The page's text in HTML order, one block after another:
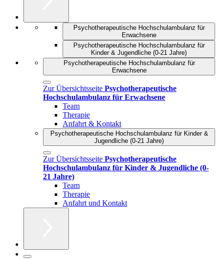
Psychotherapeutische Hochschulambulanz für
Erwachsene
Psychotherapeutische Hochschulambulanz für
Kinder & Jugendliche (0-21 Jahre)
Psychotherapeutische Hochschulambulanz für
Erwachsene
Zur Übersichtsseite Psychotherapeutische
Hochschulambulanz für Erwachsene
Team
Therapie
Anfahrt & Kontakt
Psychotherapeutische Hochschulambulanz für Kinder &
Jugendliche (0-21 Jahre)
Zur Übersichtsseite Psychotherapeutische
Hochschulambulanz für Kinder & Jugendliche (0-
21 Jahre)
Team
Therapie
Anfahrt und Kontakt